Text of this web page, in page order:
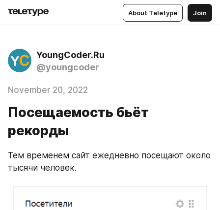
About Teletype Join
YoungCoder.Ru
@youngcoder
November 20, 2022
Посещаемость бьёт
рекорды
Тем временем сайт ежедневно посещают около
тысячи человек.